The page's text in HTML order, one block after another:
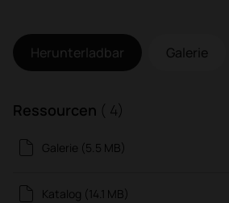
Herunterladbar Galerie
Ressourcen ( 4)
Galerie (5.5 MB)
Katalog (14.1 MB)